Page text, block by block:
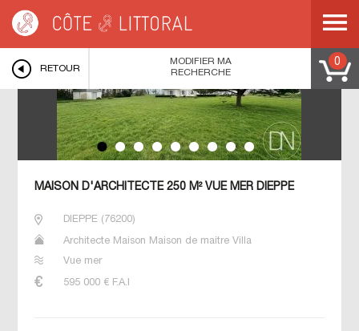
SEINE MARITIME
>COTE D ALBATRE>DIEPPE
Maison d'architecte 250 m²
vue mer Dieppe
RETOUR
0
MODIFIER MA
RECHERCHE
MAISON D'ARCHITECTE 250 M² VUE MER DIEPPE
DIEPPE ( 76200)
Architecte Maison Maison de maitre Villa
Vue mer
595 000€ F.A.I